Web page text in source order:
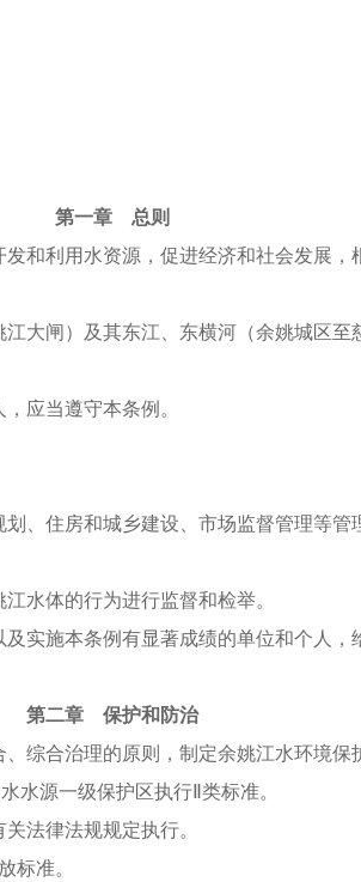
第一章 总则
和利用水资源，促进经济和社会发展，
闸）及其东江、东横河（余姚城区至
应当遵守本条例。
、住房和城乡建设、市场监督管理等
水体的行为进行监督和检举。
实施本条例有显著成绩的单位和个人，
第二章 保护和防治
合治理的原则，制定余姚江水环境保
源一级保护区执行Ⅱ类标准。
法律法规规定执行。
标准。